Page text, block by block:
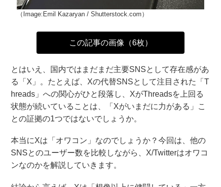
（Image:Emil Kazaryan / Shutterstock.com）
この記事の画像（6枚）
とはいえ、国内ではまだまだ主要SNSとして存在感があ
る「X」。たとえば、Xの代替SNSとして注目された「T
hreads」への関心がひと段落し、XがThreadsを上回る
状態が続いていることは、「Xがいまだに力がある」こ
との証拠の1つではないでしょうか。
本当にXは「オワコン」なのでしょうか？今回は、他の
SNSとのユーザー数を比較しながら、X/Twitterはオワコ
ンなのかを解説していきます。